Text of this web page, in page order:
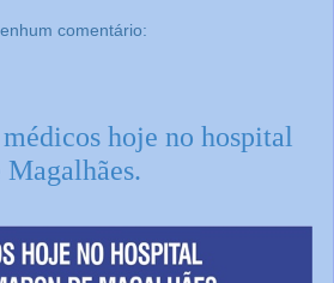
comentário:
hoje no hospital